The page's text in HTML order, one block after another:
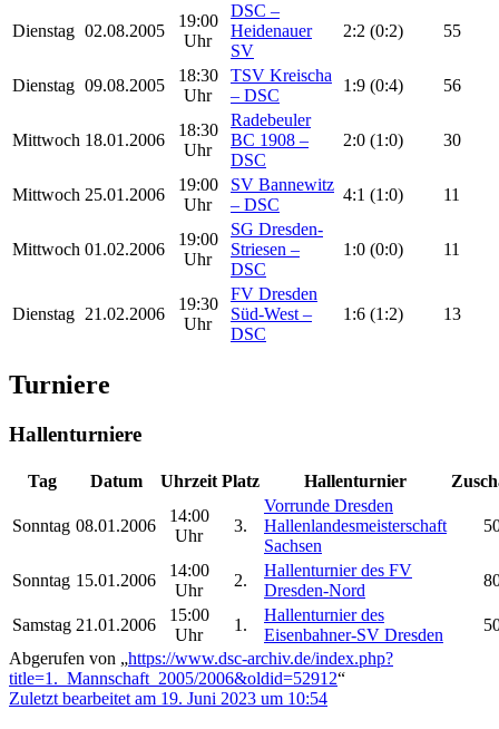
Dienstag 02.08.2005
19:00
Uhr
DSC –
Heidenauer
SV
2:2 (0:2) 55
Dienstag 09.08.2005
18:30
Uhr
TSV Kreischa
– DSC
1:9 (0:4) 56
Mittwoch 18.01.2006
18:30
Uhr
Radebeuler
BC 1908 –
DSC
2:0 (1:0) 30
Mittwoch 25.01.2006
19:00
Uhr
SV Bannewitz
– DSC
4:1 (1:0) 11
Mittwoch 01.02.2006
19:00
Uhr
SG Dresden-
Striesen –
DSC
1:0 (0:0) 11
Dienstag 21.02.2006
19:30
Uhr
FV Dresden
Süd-West –
DSC
1:6 (1:2) 13
Turniere
Hallenturniere
Tag Datum Uhrzeit Platz Hallenturnier
Sonntag 08.01.2006
14:00
Uhr
3.
Vorrunde Dresden
Hallenlandesmeisterschaft
Sachsen
Sonntag 15.01.2006
14:00
Uhr
2.
Hallenturnier des FV
Dresden-Nord
Samstag 21.01.2006
15:00
Uhr
1.
Hallenturnier des
Eisenbahner-SV Dresden
Abgerufen von „https://www.dsc-archiv.de/index.php?
title=1._Mannschaft_2005/2006&oldid=52912“
Zuletzt bearbeitet am 19. Juni 2023 um 10:54